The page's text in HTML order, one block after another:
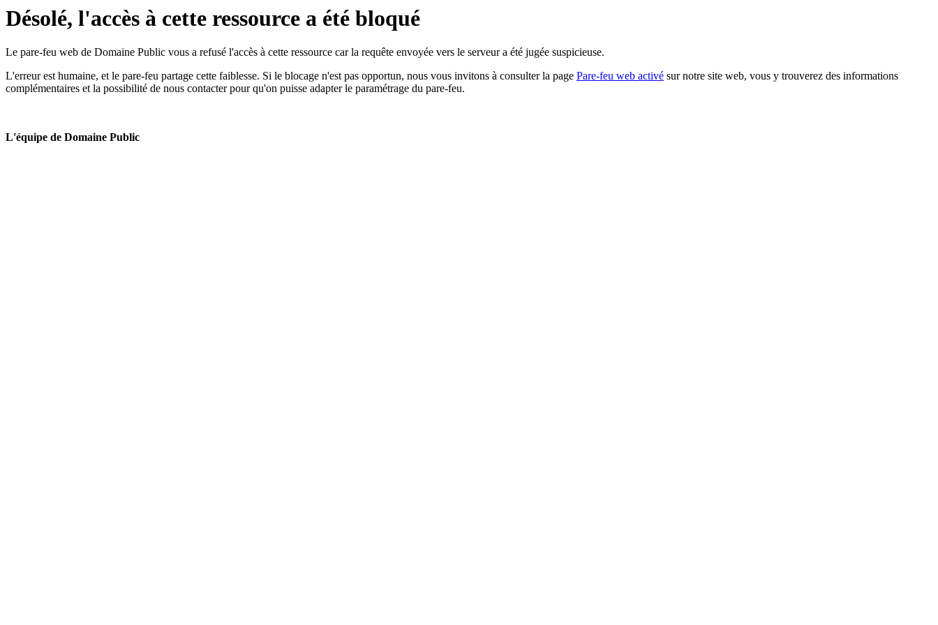
Désolé, l'accès à cette ressource a été bloqué
Le pare-feu web de Domaine Public vous a refusé l'accès à cette ressource car la requête envoyée vers le serveur a été jugée suspicieuse.
L'erreur est humaine, et le pare-feu partage cette faiblesse. Si le blocage n'est pas opportun, nous vous invitons à consulter la page Pare-feu web activé sur notre site web, vous y trouverez des informations
complémentaires et la possibilité de nous contacter pour qu'on puisse adapter le paramétrage du pare-feu.
L'équipe de Domaine Public